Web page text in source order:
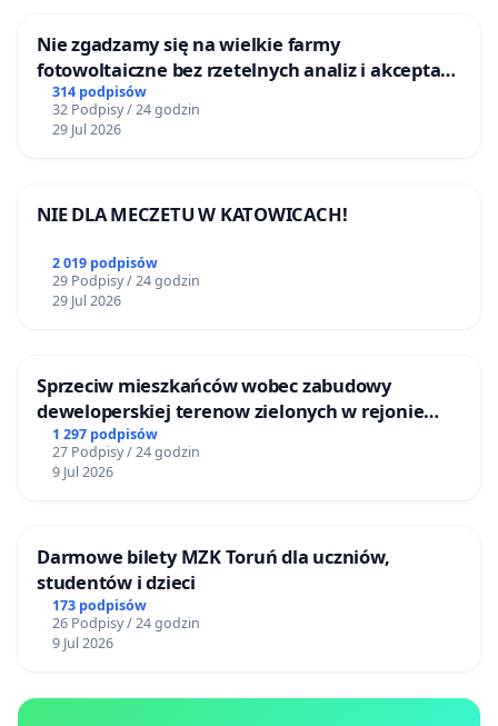
Nie zgadzamy się na wielkie farmy
fotowoltaiczne bez rzetelnych analiz i akceptacji
mieszkańców
314 podpisów
32 Podpisy / 24 godzin
29 Jul 2026
NIE DLA MECZETU W KATOWICACH!
2 019 podpisów
29 Podpisy / 24 godzin
29 Jul 2026
Sprzeciw mieszkańców wobec zabudowy
deweloperskiej terenow zielonych w rejonie
Bulwarów Straceńskich w Bielsku-Białej
1 297 podpisów
27 Podpisy / 24 godzin
9 Jul 2026
Darmowe bilety MZK Toruń dla uczniów,
studentów i dzieci
173 podpisów
26 Podpisy / 24 godzin
9 Jul 2026